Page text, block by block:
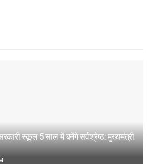
स्कूल 5 साल में बनेंगे सर्वश्रेष्ठ: मुख्यमंत्री